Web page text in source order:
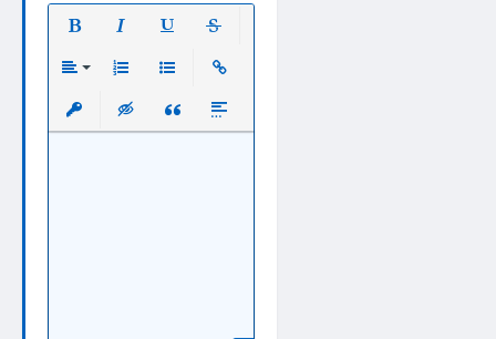
Выравнивание
Нумерованный список
Вставить защищенную ссылку
Вставка скрытого текста
Вставка цитаты
Вставка спойлера